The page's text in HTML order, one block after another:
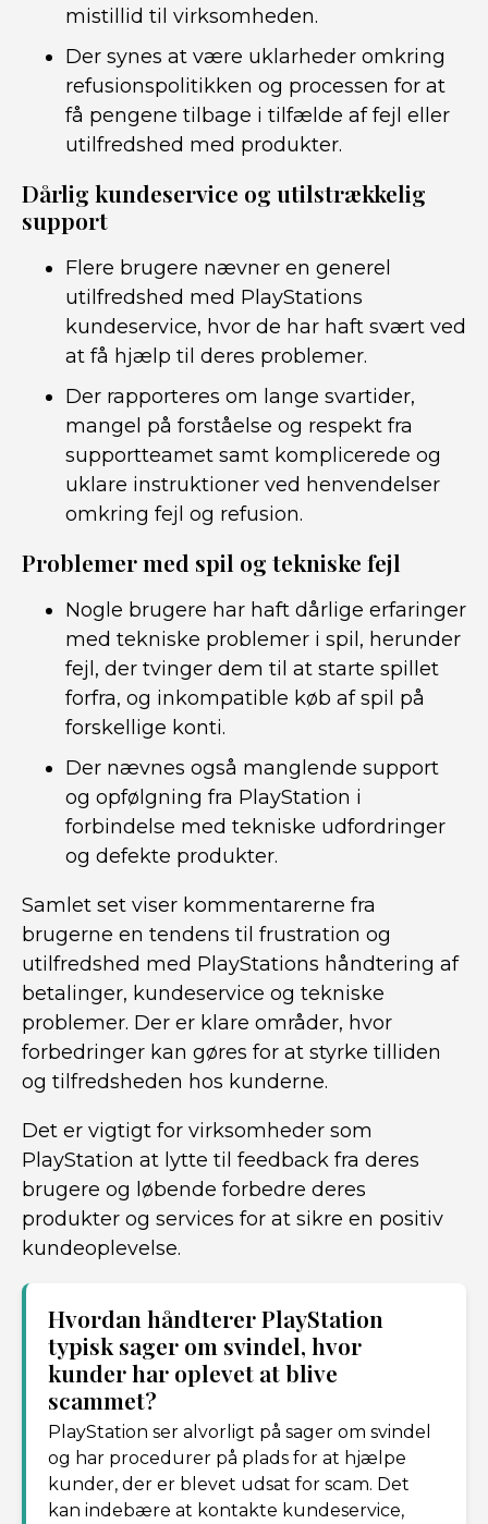
mistillid til virksomheden.
Der synes at være uklarheder omkring
refusionspolitikken og processen for at
få pengene tilbage i tilfælde af fejl eller
utilfredshed med produkter.
Dårlig kundeservice og utilstrækkelig
support
Flere brugere nævner en generel
utilfredshed med PlayStations
kundeservice, hvor de har haft svært ved
at få hjælp til deres problemer.
Der rapporteres om lange svartider,
mangel på forståelse og respekt fra
supportteamet samt komplicerede og
uklare instruktioner ved henvendelser
omkring fejl og refusion.
Problemer med spil og tekniske fejl
Nogle brugere har haft dårlige erfaringer
med tekniske problemer i spil, herunder
fejl, der tvinger dem til at starte spillet
forfra, og inkompatible køb af spil på
forskellige konti.
Der nævnes også manglende support
og opfølgning fra PlayStation i
forbindelse med tekniske udfordringer
og defekte produkter.
Samlet set viser kommentarerne fra
brugerne en tendens til frustration og
utilfredshed med PlayStations håndtering af
betalinger, kundeservice og tekniske
problemer. Der er klare områder, hvor
forbedringer kan gøres for at styrke tilliden
og tilfredsheden hos kunderne.
Det er vigtigt for virksomheder som
PlayStation at lytte til feedback fra deres
brugere og løbende forbedre deres
produkter og services for at sikre en positiv
kundeoplevelse.
Hvordan håndterer PlayStation
typisk sager om svindel, hvor
kunder har oplevet at blive
scammet?
PlayStation ser alvorligt på sager om svindel
og har procedurer på plads for at hjælpe
kunder, der er blevet udsat for scam. Det
kan indebære at kontakte kundeservice,